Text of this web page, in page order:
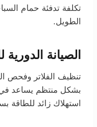
تكلفة تدفئة حمام
الطويل.
الصيانة
تنظيف الفلاتر وفحص
بشكل منتظم يساعد
استهلاك زائد للطاقة